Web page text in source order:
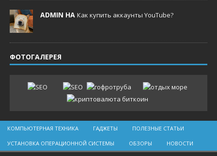
ADMIN НА Как купить аккаунты YouTube?
ФОТОГАЛЕРЕЯ
КОМПЬЮТЕРНАЯ ТЕХНИКА ГАДЖЕТЫ ПОЛЕЗНЫЕ СТАТЬИ
УСТАНОВКА ОПЕРАЦИОННОЙ СИСТЕМЫ ОБЗОРЫ НОВОСТИ